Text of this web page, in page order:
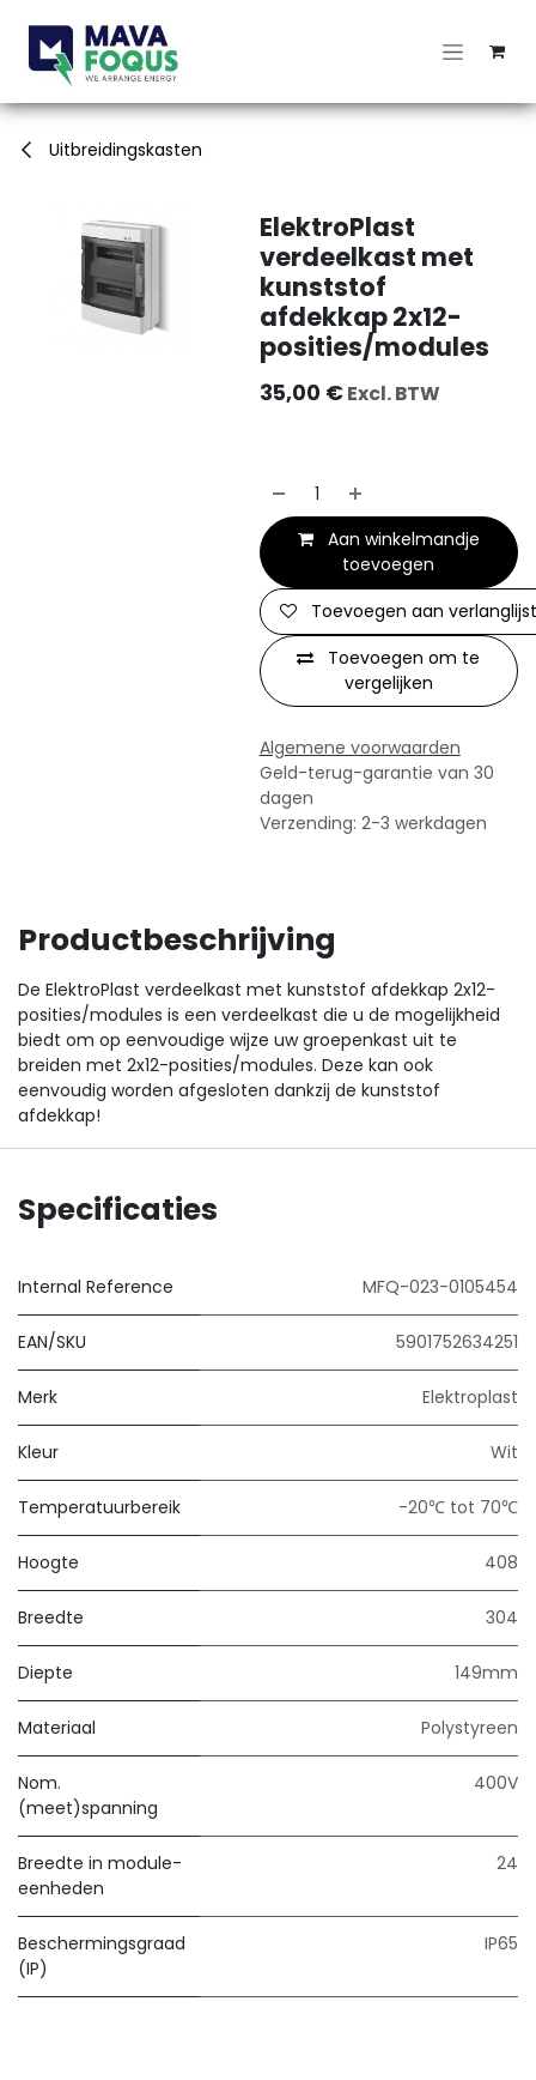
Uitbreidingskasten
ElektroPlast
verdeelkast met
kunststof
afdekkap 2x12-
posities/modules
35,00 €Excl. BTW
Aan winkelmandje
toevoegen
Toevoegen om te
vergelijken
Toevoegen aan verlanglijst
Algemene voorwaarden
Geld-terug-garantie van 30
dagen
Verzending: 2-3 werkdagen
Productbeschrijving
De ElektroPlast verdeelkast met kunststof afdekkap 2x12-
posities/modules is een verdeelkast die u de mogelijkheid
biedt om op eenvoudige wijze uw groepenkast uit te
breiden met 2x12-posities/modules. Deze kan ook
eenvoudig worden afgesloten dankzij de kunststof
afdekkap!
Specificaties
Internal Reference MFQ-023-0105454
EAN/SKU 5901752634251
Merk Elektroplast
Kleur Wit
Temperatuurbereik -20℃ tot 70℃
Hoogte 408
Breedte 304
Diepte 149mm
Materiaal Polystyreen
Nom.
(meet)spanning
400V
Breedte in module-
eenheden
24
Beschermingsgraad
(IP)
IP65